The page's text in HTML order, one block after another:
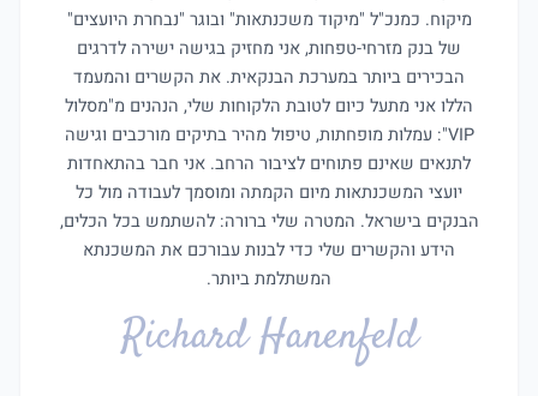
מיקוח. כמנכ"ל "מיקוד משכנתאות" ובוגר "נבחרת היועצים"
של בנק מזרחי-טפחות, אני מחזיק בגישה ישירה לדרגים
הבכירים ביותר במערכת הבנקאית. את הקשרים והמעמד
הללו אני מתעל כיום לטובת הלקוחות שלי, הנהנים מ"מסלול
VIP": עמלות מופחתות, טיפול מהיר בתיקים מורכבים וגישה
לתנאים שאינם פתוחים לציבור הרחב. אני חבר בהתאחדות
יועצי המשכנתאות מיום הקמתה ומוסמך לעבודה מול כל
הבנקים בישראל. המטרה שלי ברורה: להשתמש בכל הכלים,
הידע והקשרים שלי כדי לבנות עבורכם את המשכנתא
המשתלמת ביותר.
Richard Hanenfeld